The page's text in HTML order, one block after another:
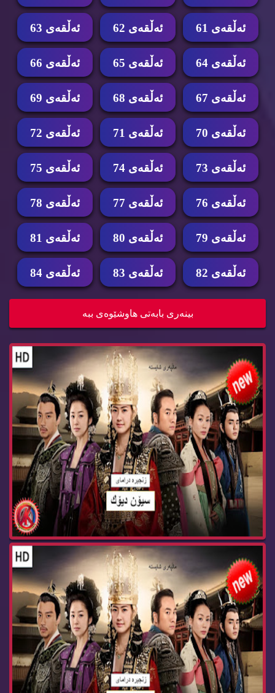
ئه‌ڵقه‌ی 61 ئه‌ڵقه‌ی 62 ئه‌ڵقه‌ی 63
ئه‌ڵقه‌ی 64 ئه‌ڵقه‌ی 65 ئه‌ڵقه‌ی 66
ئه‌ڵقه‌ی 67 ئه‌ڵقه‌ی 68 ئه‌ڵقه‌ی 69
ئه‌ڵقه‌ی 70 ئه‌ڵقه‌ی 71 ئه‌ڵقه‌ی 72
ئه‌ڵقه‌ی 73 ئه‌ڵقه‌ی 74 ئه‌ڵقه‌ی 75
ئه‌ڵقه‌ی 76 ئه‌ڵقه‌ی 77 ئه‌ڵقه‌ی 78
ئه‌ڵقه‌ی 79 ئه‌ڵقه‌ی 80 ئه‌ڵقه‌ی 81
ئه‌ڵقه‌ی 82 ئه‌ڵقه‌ی 83 ئه‌ڵقه‌ی 84
بینه‌ری بابه‌تی هاوشێوه‌ی ببه‌
زنجیره‌ درامای سیۆن دیۆك بیدام ئه‌ڵقه‌ی 82 Bida...
زنجیره‌ درامای سیۆن دیۆك بیدام ئه‌ڵقه‌ی 81 Bida...